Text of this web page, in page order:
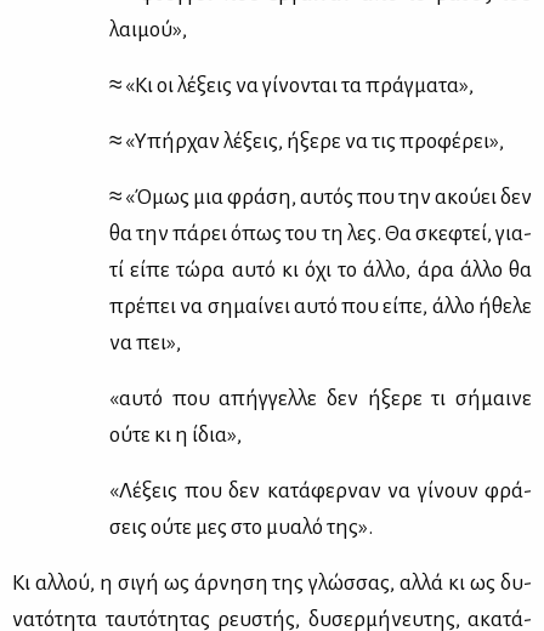
λαι­μού»,
≈ «Κι οι λέ­ξεις να γί­νο­νται τα πράγ­μα­τα»,
≈ «Υπήρ­χαν λέ­ξεις, ήξε­ρε να τις προ­φέ­ρει»,
≈ «Όμως μια φρά­ση, αυ­τός που την ακού­ει δεν
θα την πά­ρει όπως του τη λες. Θα σκε­φτεί, για­
τί εί­πε τώ­ρα αυ­τό κι όχι το άλ­λο, άρα άλ­λο θα
πρέ­πει να ση­μαί­νει αυ­τό που εί­πε, άλ­λο ήθε­λε
να πει»,
«αυ­τό που απήγ­γελ­λε δεν ήξε­ρε τι σή­μαι­νε
ού­τε κι η ίδια»,
«Λέ­ξεις που δεν κα­τά­φερ­ναν να γί­νουν φρά­
σεις ού­τε μες στο μυα­λό της».
Κι αλ­λού, η σι­γή ως άρ­νη­ση της γλώσ­σας, αλ­λά κι ως δυ­
να­τό­τη­τα ταυ­τό­τη­τας ρευ­στής, δυ­σερ­μή­νευ­της, ακα­τά­